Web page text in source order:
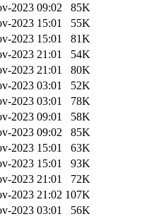
2023 09:02
85K
2023 15:01
55K
2023 15:01
81K
2023 21:01
54K
2023 21:01
80K
2023 03:01
52K
2023 03:01
78K
2023 09:01
58K
2023 09:02
85K
2023 15:01
63K
2023 15:01
93K
2023 21:01
72K
2023 21:02 107K
2023 03:01
56K